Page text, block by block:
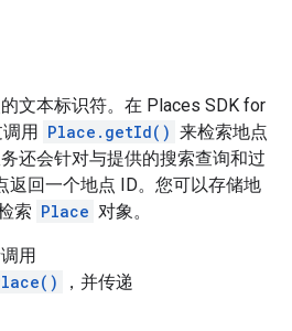
文本标识符。在 Places SDK for
用 Place.getId() 来检索地点
还会针对与提供的搜索查询和过
返回一个地点 ID。您可以存储地
索 Place 对象。
用
，并传递